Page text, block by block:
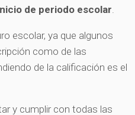
de periodo escolar.
escolar, ya que algunos
como de las
de la calificación es el
y cumplir con todas las